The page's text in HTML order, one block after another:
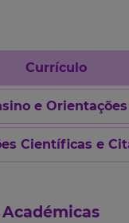
Currículo
e Orientações
Científicas e